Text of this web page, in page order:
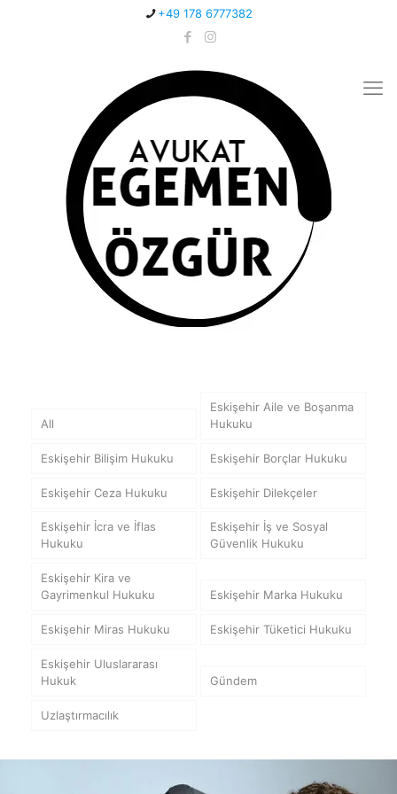
+49 178 6777382
All
Eskişehir Aile ve Boşanma
Hukuku
Eskişehir Bilişim Hukuku Eskişehir Borçlar Hukuku
Eskişehir Ceza Hukuku Eskişehir Dilekçeler
Eskişehir İcra ve İflas
Hukuku
Eskişehir İş ve Sosyal
Güvenlik Hukuku
Eskişehir Kira ve
Gayrimenkul Hukuku
Eskişehir Marka Hukuku
Eskişehir Miras Hukuku Eskişehir Tüketici Hukuku
Eskişehir Uluslararası
Hukuk
Gündem
Uzlaştırmacılık